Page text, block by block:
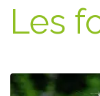
Les